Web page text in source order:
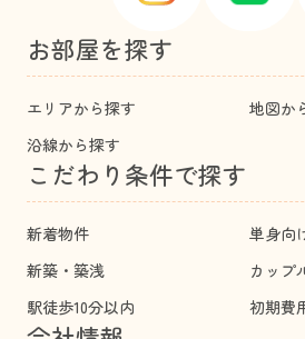
お部屋を探す
エリアから探す
地図か
沿線から探す
こだわり条件で探す
新着物件
単身向
新築・築浅
カップ
駅徒歩10分以内
初期費